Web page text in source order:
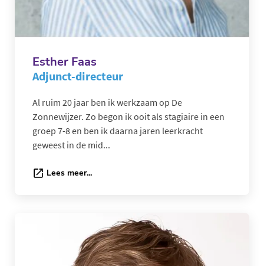
Esther Faas
Adjunct-directeur
Al ruim 20 jaar ben ik werkzaam op De
Zonnewijzer. Zo begon ik ooit als stagiaire in een
groep 7-8 en ben ik daarna jaren leerkracht
geweest in de mid...
Lees meer...